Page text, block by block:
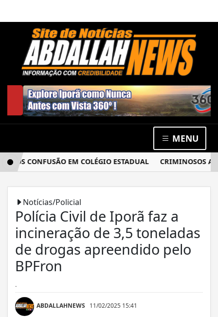
MENU
CONFUSÃO EM COLÉGIO ESTADUAL CRIMINOSOS
Notícias/Policial
Polícia Civil de Iporã faz a
incineração de 3,5 toneladas
de drogas apreendido pelo
BPFron
.
ABDALLAHNEWS 11/02/2025 15:41